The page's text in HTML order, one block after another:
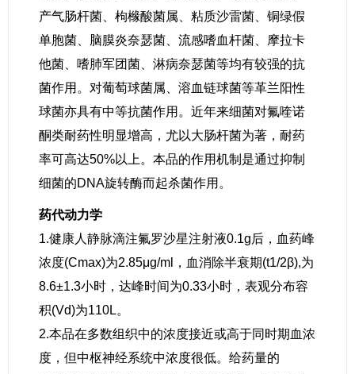
产气肠杆菌、枸橼酸菌属、粘质沙雷菌、铜绿假
单胞菌、脑膜炎奈瑟菌、流感嗜血杆菌、摩拉卡
他菌、嗜肺军团菌、淋病奈瑟菌等均有较强的抗
菌作用。对葡萄球菌属、溶血链球菌等革兰阳性
球菌亦具有中等抗菌作用。近年来细菌对氟喹诺
酮类耐药性明显增高，尤以大肠杆菌为著，耐药
率可高达50%以上。本品的作用机制是通过抑制
细菌的DNA旋转酶而起杀菌作用。
药代动力学
1.健康人静脉滴注氟罗沙星注射液0.1g后，血药峰
浓度(Cmax)为2.85μg/ml，血消除半衰期(t1/2β),为
8.6±1.3小时，达峰时间为0.33小时，表观分布容
积(Vd)为110L。
2.本品在多数组织中的浓度接近或高于同时期血浓
度，但中枢神经系统中浓度很低。给药量的